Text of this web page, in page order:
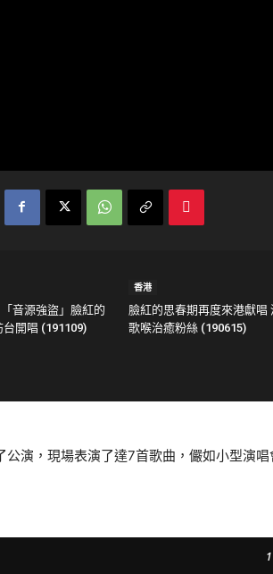
音源強盜」臉紅的
開唱 (191109)
香港
臉紅的思春期再度來港獻唱
歌喉治癒粉絲 (190615)
演，現場表演了達7首歌曲，儼如小型演唱
1